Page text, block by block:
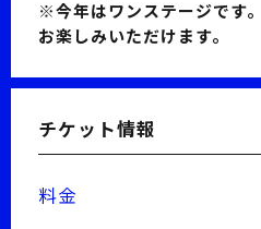
※今年はワンステージです
お楽しみいただけます。
チケット情報
料金